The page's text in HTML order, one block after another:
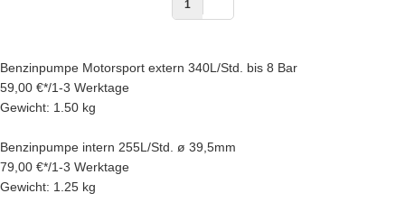
1
Benzinpumpe Motorsport extern 340L/Std. bis 8 Bar
59,00 €*/1-3 Werktage
Gewicht: 1.50 kg
Benzinpumpe intern 255L/Std. ø 39,5mm
79,00 €*/1-3 Werktage
Gewicht: 1.25 kg